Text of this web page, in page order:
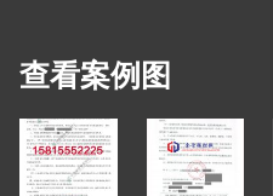
查看案例图